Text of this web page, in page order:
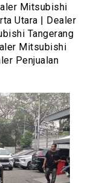
Mitsubishi
Utara | Dealer
Tangerang
Mitsubishi
Penjualan